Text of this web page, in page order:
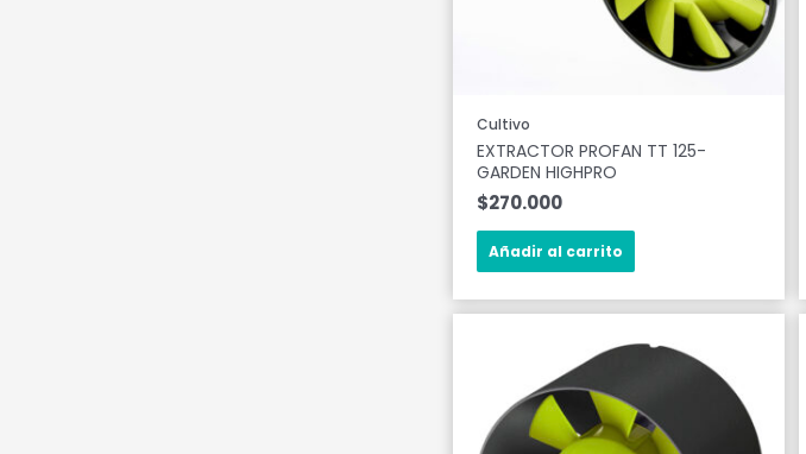
Cultivo
EXTRACTOR PROFAN TT 125-
GARDEN HIGHPRO
$270.000
Añadir al carrito